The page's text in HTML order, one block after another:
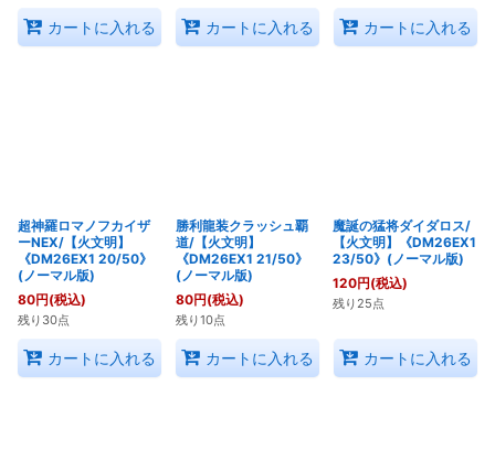
カートに入れる カートに入れる カートに入れる
超神羅ロマノフカイザ
ーNEX/【火文明】
《DM26EX1 20/50》
(ノーマル版)
80円(税込)
残り30点
カートに入れる
勝利龍装クラッシュ覇
道/【火文明】
《DM26EX1 21/50》
(ノーマル版)
80円(税込)
残り10点
カートに入れる
魔誕の猛将ダイダロス/
【火文明】《DM26EX1
23/50》(ノーマル版)
120円(税込)
残り25点
カートに入れる